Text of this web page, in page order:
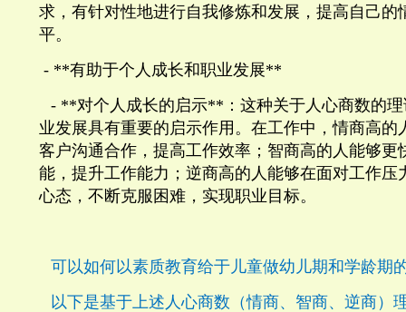
求，有针对性地进行自我修炼和发展，提高自己的
平。
- **有助于个人成长和职业发展**
- **对个人成长的启示** ：这种关于人心商数的
业发展具有重要的启示作用。在工作中，情商高的
客户沟通合作，提高工作效率；智商高的人能够更
能，提升工作能力；逆商高的人能够在面对工作压
心态，不断克服困难，实现职业目标。
可以如何以素质教育给于儿童做幼儿期和学龄期
以下是基于上述人心商数（情商、智商、逆商）